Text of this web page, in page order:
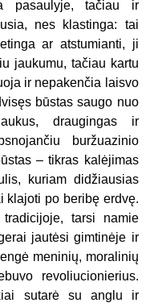
pasaulyje, tačiau ir
nes klastinga: tai
ar atstumianti, ji
jaukumu, tačiau kartu
ir nepakenčia laisvo
būstas saugo nuo
draugingas ir
buržuazinio
– tikras kalėjimas
kuriam didžiausias
klajoti po beribę erdvę.
tarsi namie
jautėsi gimtinėje ir
meninių, moralinių
revoliucionierius.
sutarė su anglu ir